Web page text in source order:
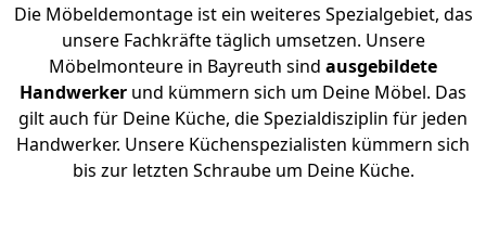
Die Möbeldemontage ist ein weiteres Spezialgebiet, das
unsere Fachkräfte täglich umsetzen. Unsere
Möbelmonteure in Bayreuth sind ausgebildete
Handwerker und kümmern sich um Deine Möbel. Das
gilt auch für Deine Küche, die Spezialdisziplin für jeden
Handwerker. Unsere Küchenspezialisten kümmern sich
bis zur letzten Schraube um Deine Küche.